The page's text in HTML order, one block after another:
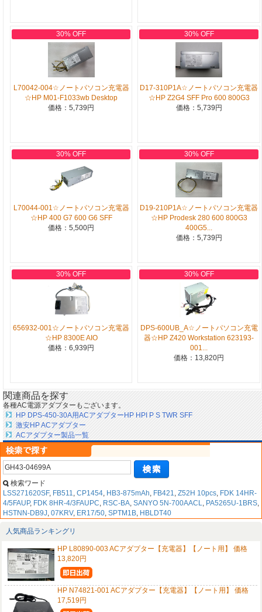
30% OFF
L70042-004☆ノートパソコン充電器
☆HP M01-F1033wb Desktop
価格：5,739円
30% OFF
D17-310P1A☆ノートパソコン充電器
☆HP Z2G4 SFF Pro 600 800G3
価格：5,739円
30% OFF
L70044-001☆ノートパソコン充電器
☆HP 400 G7 600 G6 SFF
価格：5,500円
30% OFF
D19-210P1A☆ノートパソコン充電器
☆HP Prodesk 280 600 800G3
400G5...
価格：5,739円
30% OFF
656932-001☆ノートパソコン充電器
☆HP 8300E AIO
価格：6,939円
30% OFF
DPS-600UB_A☆ノートパソコン充電
器☆HP Z420 Workstation 623193-
001...
価格：13,820円
関連商品を探す
各種AC電源アダプターもございます。
HP DPS-450-30A用ACアダプターHP HPI P S TWR SFF
激安HP ACアダプター
ACアダプター製品一覧
検索ワード
LSS271620SF, FB511, CP1454, HB3-875mAh, FB421, Z52H 10pcs, FDK 14HR-
4/5FAUP, FDK 8HR-4/3FAUPC, RSC-BA, SANYO 5N-700AACL, PA5265U-1BRS,
HSTNN-DB9J, 07KRV, ER17/50, SPTM1B, HBLDT40
人気商品ランキングリ
HP L80890-003 ACアダプター【充電器】【ノート用】 価格
13,820円
HP N74821-001 ACアダプター【充電器】【ノート用】 価格
17,519円